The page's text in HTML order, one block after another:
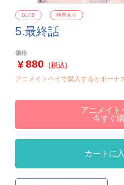
5.最終話
BLCD 特典あり
価格
880 (税込)
アニメイトペイで購入するとボーナ
アニメイト
今すぐ
カートに